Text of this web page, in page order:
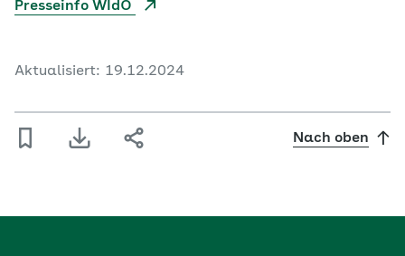
Presseinfo WIdO
Aktualisiert: 19.12.2024
Nach oben